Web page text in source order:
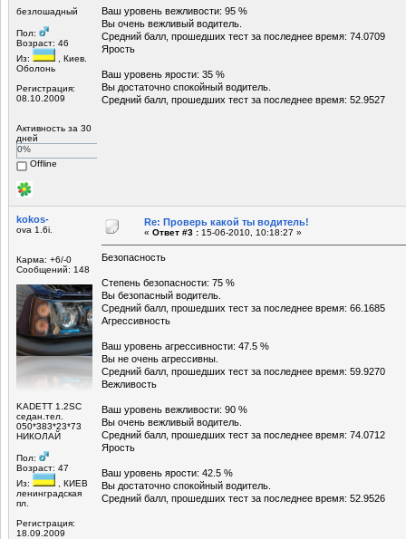
безлошадный
Пол:
Возраст: 46
Из:
, Киев.
Оболонь
Регистрация:
08.10.2009
Активность за 30
дней
0%
Offline
Ваш уровень вежливости: 95 %
Вы очень вежливый водитель.
Средний балл, прошедших тест за последнее время: 74.0709
Ярость
Ваш уровень ярости: 35 %
Вы достаточно спокойный водитель.
Средний балл, прошедших тест за последнее время: 52.9527
kokos-
ova 1.6i.
Карма: +6/-0
Сообщений: 148
KADETT 1.2SC
седан.тел.
050*383*23*73
НИКОЛАЙ
Пол:
Возраст: 47
Из:
, КИЕВ
ленинградская
пл.
Регистрация:
18.09.2009
Re: Проверь какой ты водитель!
« Ответ #3 : 15-06-2010, 10:18:27 »
Безопасность
Степень безопасности: 75 %
Вы безопасный водитель.
Средний балл, прошедших тест за последнее время: 66.1685
Агрессивность
Ваш уровень агрессивности: 47.5 %
Вы не очень агрессивны.
Средний балл, прошедших тест за последнее время: 59.9270
Вежливость
Ваш уровень вежливости: 90 %
Вы очень вежливый водитель.
Средний балл, прошедших тест за последнее время: 74.0712
Ярость
Ваш уровень ярости: 42.5 %
Вы достаточно спокойный водитель.
Средний балл, прошедших тест за последнее время: 52.9526